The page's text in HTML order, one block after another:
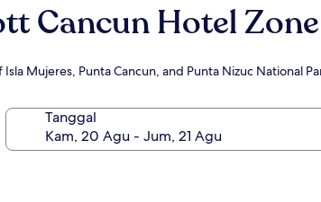
Cancun Hotel Zone
Mujeres, Punta Cancun, and Punta Nizuc National
Tanggal